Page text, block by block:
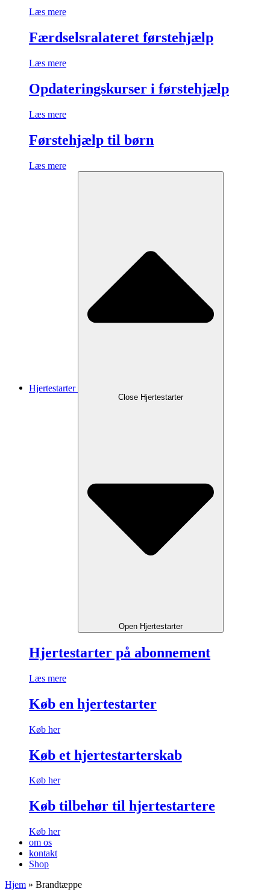
Læs mere
Færdselsralateret førstehjælp
Læs mere
Opdateringskurser i førstehjælp
Læs mere
Førstehjælp til børn
Læs mere
Hjertestarter
Close Hjertestarter
Open Hjertestarter
Hjertestarter på abonnement
Læs mere
Køb en hjertestarter
Køb her
Køb et hjertestarterskab
Køb her
Køb tilbehør til hjertestartere
Køb her
om os
kontakt
Shop
Hjem » Brandtæppe